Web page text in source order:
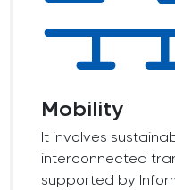
Mobility
It involves
interconnected
supported by